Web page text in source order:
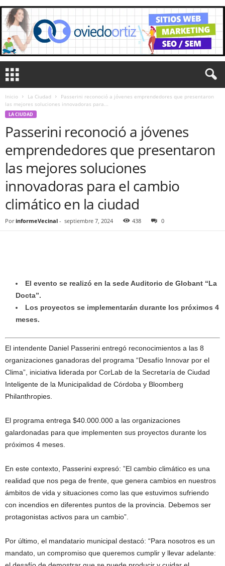
Inicio La Ciudad
Passerini reconoció a jóvenes emprendedores que presentaron
las mejores soluciones innovadoras para...
LA CIUDAD
Passerini reconoció a jóvenes
emprendedores que presentaron
las mejores soluciones
innovadoras para el cambio
climático en la ciudad
Por informeVecinal - septiembre 7, 2024 438 0
El evento se realizó en la sede Auditorio de Globant “La
Docta”.
Los proyectos se implementarán durante los próximos 4
meses.
El intendente Daniel Passerini entregó reconocimientos a las 8
organizaciones ganadoras del programa “Desafío Innovar por el
Clima”, iniciativa liderada por CorLab de la Secretaría de Ciudad
Inteligente de la Municipalidad de Córdoba y Bloomberg
Philanthropies.
El programa entrega $40.000.000 a las organizaciones
galardonadas para que implementen sus proyectos durante los
próximos 4 meses.
En este contexto, Passerini expresó: ”El cambio climático es una
realidad que nos pega de frente, que genera cambios en nuestros
ámbitos de vida y situaciones como las que estuvimos sufriendo
con incendios en diferentes puntos de la provincia. Debemos ser
protagonistas activos para un cambio”.
Por último, el mandatario municipal destacó: “Para nosotros es un
mandato, un compromiso que queremos cumplir y llevar adelante: